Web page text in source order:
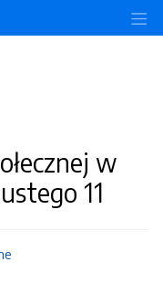
w
11